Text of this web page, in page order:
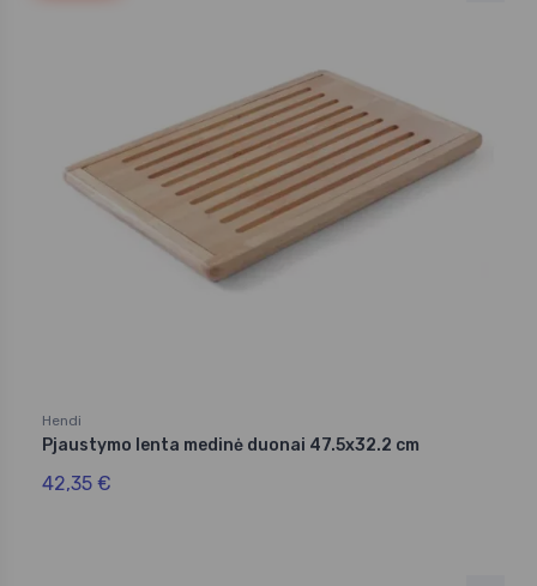
Hendi
Pjaustymo lenta medinė duonai 47.5x32.2 cm
42,35 €